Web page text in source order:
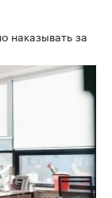
наказывать за